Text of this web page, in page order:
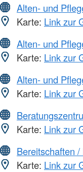
Alten- und
Karte: Link zur
Alten- und
Karte: Link zur
Alten- und
Karte: Link zur
Karte: Link zur
Bereitschaften
Karte: Link zur